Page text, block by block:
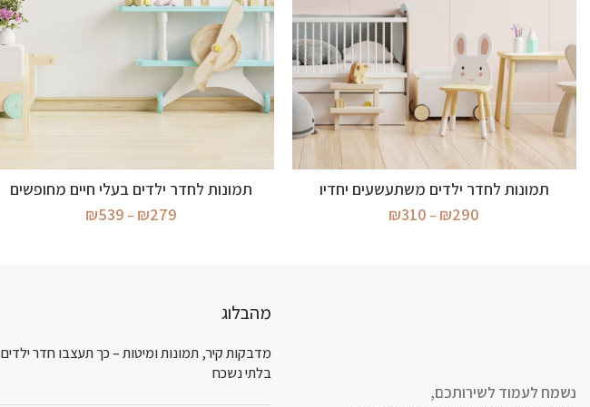
בחר אפשרויות
תמונות לחדר ילדים משתעשעים יחדיו
₪290
–
₪310
טווח
בחר אפשרויות
תמונות לחדר ילדים בעלי חיים מחופשים
₪279
–
₪539
טווח
נשמח לעמוד לשירותכם,
מהבלוג
מדבקות קיר, תמונות ומיטות – כך תעצבו חדר ילדים
בלתי נשכח